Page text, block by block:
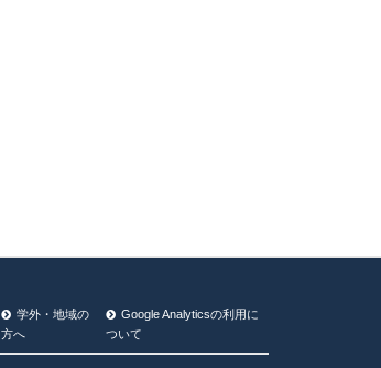
学外・地域の
方へ
Google Analyticsの利⽤に
ついて